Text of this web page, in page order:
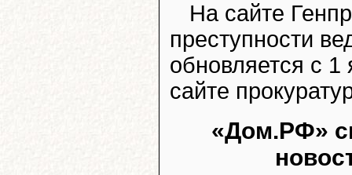
На сайте
преступности
обновляется с
сайте
«Дом.РФ»